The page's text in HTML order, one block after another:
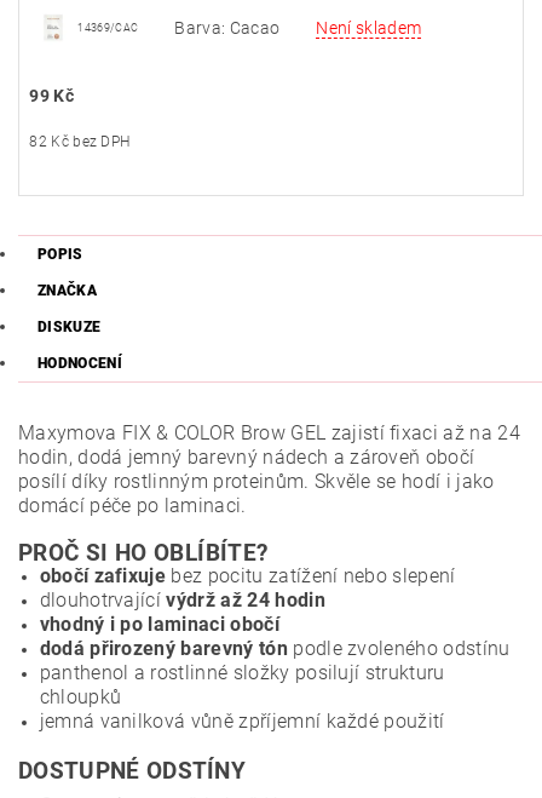
14369/CAC Barva: Cacao Není skladem
99 Kč
82 Kč bez DPH
POPIS
ZNAČKA
DISKUZE
HODNOCENÍ
Maxymova FIX & COLOR Brow GEL zajistí fixaci až na 24
hodin, dodá jemný barevný nádech a zároveň obočí
posílí díky rostlinným proteinům. Skvěle se hodí i jako
domácí péče po laminaci.
PROČ SI HO OBLÍBÍTE?
obočí zafixuje bez pocitu zatížení nebo slepení
dlouhotrvajícívýdrž až 24 hodin
vhodný i po laminaci obočí
dodá přirozený barevný tónpodle zvoleného odstínu
panthenol a rostlinné složky posilují strukturu
chloupků
jemná vanilková vůně zpříjemní každé použití
DOSTUPNÉ ODSTÍNY